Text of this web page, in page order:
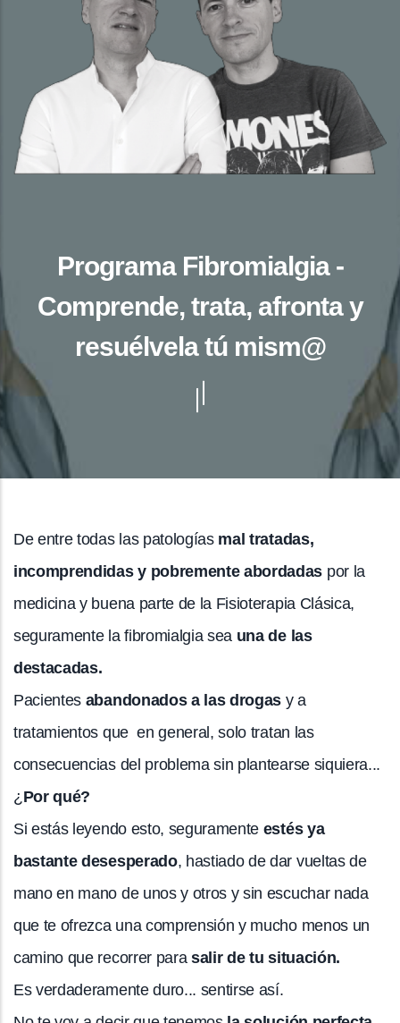
Programa Fibromialgia -
Comprende, trata, afronta y
resuélvela tú mism@
De entre todas las patologías mal tratadas,
incomprendidas y pobremente abordadas por la
medicina y buena parte de la Fisioterapia Clásica,
seguramente la fibromialgia sea una de las
destacadas.
Pacientes abandonados a las drogas y a
tratamientos que en general, solo tratan las
consecuencias del problema sin plantearse siquiera...
¿Por qué?
Si estás leyendo esto, seguramente estés ya
bastante desesperado, hastiado de dar vueltas de
mano en mano de unos y otros y sin escuchar nada
que te ofrezca una comprensión y mucho menos un
camino que recorrer para salir de tu situación.
Es verdaderamente duro... sentirse así.